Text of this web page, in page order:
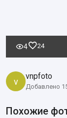
4 24
v vnpfoto
Добавлено
Похожие